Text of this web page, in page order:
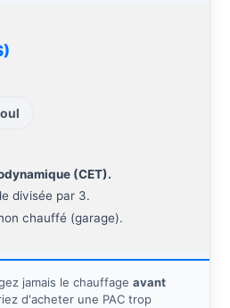
(CET).
divisée par 3.
chauffé (garage).
jamais le chauffageavant
d'acheter une PAC trop